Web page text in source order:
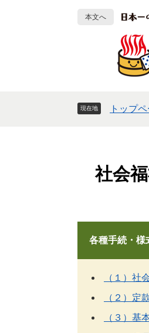
本文へ
現在地 トップ
社会
各種手続・様
（１）社
（２）定
（３）基